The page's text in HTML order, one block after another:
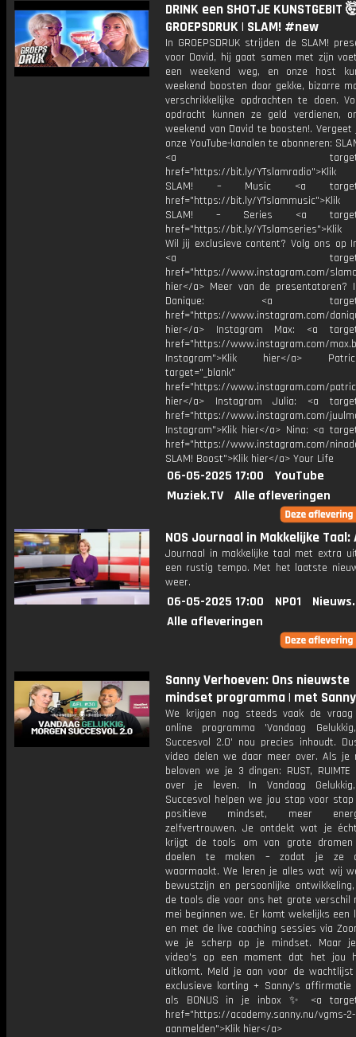
DRINK een SHOTJE KUNSTGEBIT
GROEPSDRUK | SLAM! #new
In GROEPSDRUK strijden de SLAM!
voor David, hij gaat samen met zijn
een weekend weg, en onze host
weekend boosten door gekke, bizarre
verschrikkelijke opdrachten te doen.
opdracht kunnen ze geld verdienen,
weekend van David te boosten!.
onze YouTube-kanalen te abonneren:
<a
href="https://bit.ly/
SLAM! – Music <a
href="https://bit.ly/
SLAM! – Series <a
href="https://bit.ly/
Wil jij exclusieve content? Volg ons op
<a
href="https://www.instagram.com/
hier</a> Meer van de presentatoren?
Danique: <a
href="https://www.instagram.com/
hier</a> Instagram Max: <a
href="https://www.instagram.com/
Instagram">Klik hier</a>
target="_blank"
href="https://www.instagram.com/
hier</a> Instagram Julia: <a
href="https://www.instagram.com/
Instagram">Klik hier</a> Nina: <a
href="https://www.instagram.com/
SLAM! Boost">Klik hier</a> Your Life
06-05-2025 17:00
YouTube
Muziek.TV
Alle afleveringen
NOS Journaal in Makkelijke
Journaal in makkelijke taal met extra
een rustig tempo. Met het laatste
weer.
06-05-2025 17:00 NPO1
Alle afleveringen
Sanny Verhoeven: Ons nieuwste
mindset programma | met
We krijgen nog steeds vaak de
online programma 'Vandaag
Succesvol 2.0' nou precies inhoudt.
video delen we daar meer over. Als je
beloven we je 3 dingen: RUST, RUIMTE
over je leven. In Vandaag
Succesvol helpen we jou stap voor
positieve mindset, meer
zelfvertrouwen. Je ontdekt wat je
krijgt de tools om van grote dromen
doelen te maken – zodat je ze
waarmaakt. We leren je alles wat wij
bewustzijn en persoonlijke
de tools die voor ons het grote verschil
mei beginnen we. Er komt wekelijks een
en met de live coaching sessies via
we je scherp op je mindset. Maar
video's op een moment dat het jou
uitkomt. Meld je aan voor de
exclusieve korting + Sanny’s
als BONUS in je inbox ✨ <a
href="https://academy.sanny.nu/vgms-2-
aanmelden">Klik hier</a>